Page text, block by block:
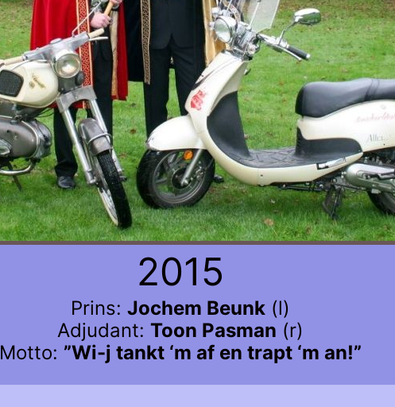
2015
Prins: Jochem Beunk (l)
Adjudant: Toon Pasman (r)
Motto: ”Wi-j tankt ‘m af en trapt ‘m an!”